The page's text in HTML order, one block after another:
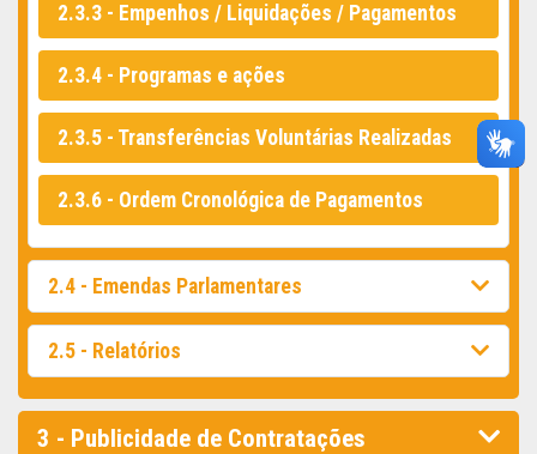
2.3.3 - Empenhos / Liquidações / Pagamentos
2.3.4 - Programas e ações
2.3.5 - Transferências Voluntárias Realizadas
2.3.6 - Ordem Cronológica de Pagamentos
2.4 - Emendas Parlamentares
2.5 - Relatórios
3 - Publicidade de Contratações